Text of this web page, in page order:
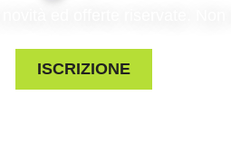
ISCRIZIONE